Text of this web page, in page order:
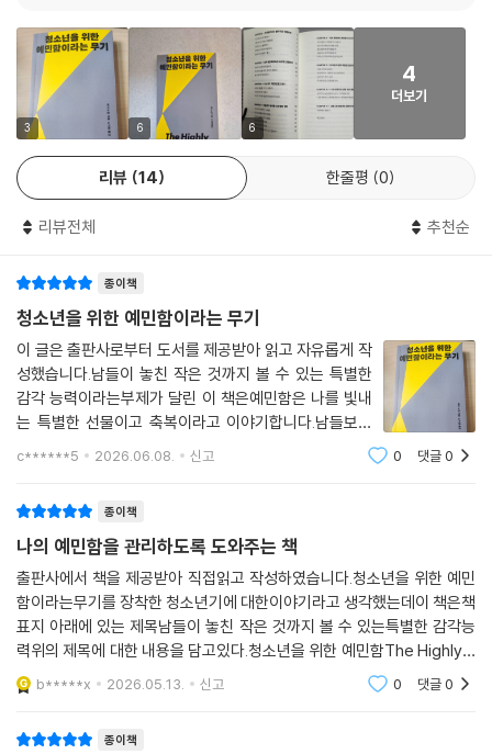
극적인 냄새, 불편한 의자 같은 것들을 의식한다. 이런 것들이 너무나 압도
적으로 느껴져 다른 사람들보다 더 크게 영향을 받기도 한다. 하지만 괜찮
다! 이 세상은 예민한 사람들이 필요하다. 분위기가 부정적으로 바뀌거나
한쪽으로 치우칠 때 가장 먼저 알아채는 사람들은 그 안에서 가장 예민한
이들이다.
--- p.21
누구보다 명민하게 의식하고 있다는 증거다. 지금보다 더 무뎌져야 한다거
나 내가 아닌 다른 사람이 되어야 할 필요는 전혀 없다. 예민한 사람들은 그
자체로 빛나는 존재이며, 이 세상은 그들의 섬세한 시각과 깊은 통찰을 절
실히 필요로 한다.
3 6 6
4
더보기
리뷰 14 한줄평 0
리뷰전체 추천순
종이책
청소년을 위한 예민함이라는 무기
이 글은 출판사로부터 도서를 제공받아 읽고 자유롭게 작
성했습니다.남들이 놓친 작은 것까지 볼 수 있는 특별한
감각 능력이라는부제가 달린 이 책은예민함은 나를 빛내
는 특별한 선물이고 축복이라고 이야기합니다.남들보다
섬세하고 신중하고 감각적인 청소년들이자신을 더욱 사
c******5 2026.06.08. 신고 0 댓글0
종이책
나의 예민함을 관리하도록 도와주는 책
출판사에서 책을 제공받아 직접읽고 작성하였습니다.청소년을 위한 예민
함이라는무기를 장착한 청소년기에 대한이야기라고 생각했는데이 책은책
표지 아래에 있는 제목남들이 놓친 작은 것까지 볼 수 있는특별한 감각능
력위의 제목에 대한 내용을 담고있다.청소년을 위한 예민함The Highly S
ensitive Teen약자로 줄여서 HST(HSP의 Teens 버전 이다)HSP 는T
he Highly Sensitive Person 을
b*****x 2026.05.13. 신고 0 댓글0
종이책